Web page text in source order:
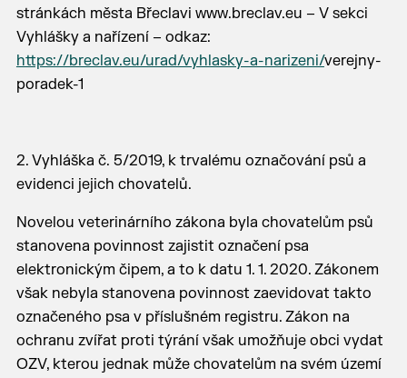
stránkách města Břeclavi www.breclav.eu – V sekci
Vyhlášky a nařízení – odkaz:
https://breclav.eu/urad/vyhlasky-a-narizeni/verejny-
poradek-1
2. Vyhláška č. 5/2019, k trvalému označování psů a
evidenci jejich chovatelů.
Novelou veterinárního zákona byla chovatelům psů
stanovena povinnost zajistit označení psa
elektronickým čipem, a to k datu 1. 1. 2020. Zákonem
však nebyla stanovena povinnost zaevidovat takto
označeného psa v příslušném registru. Zákon na
ochranu zvířat proti týrání však umožňuje obci vydat
OZV, kterou jednak může chovatelům na svém území